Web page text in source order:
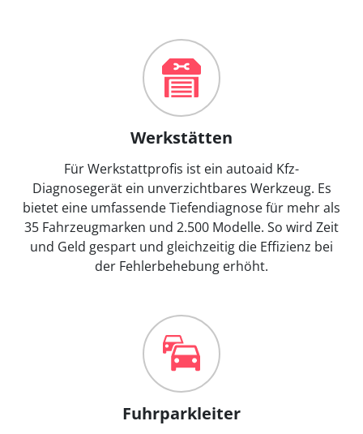
Werkstätten
Für Werkstattprofis ist ein autoaid Kfz-
Diagnosegerät ein unverzichtbares Werkzeug. Es
bietet eine umfassende Tiefendiagnose für mehr als
35 Fahrzeugmarken und 2.500 Modelle. So wird Zeit
und Geld gespart und gleichzeitig die Effizienz bei
der Fehlerbehebung erhöht.
Fuhrparkleiter